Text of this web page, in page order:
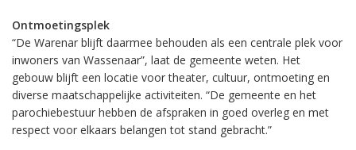
Ontmoetingsplek
“De Warenar blijft daarmee behouden als een centrale plek voor
inwoners van Wassenaar”, laat de gemeente weten. Het
gebouw blijft een locatie voor theater, cultuur, ontmoeting en
diverse maatschappelijke activiteiten. “De gemeente en het
parochiebestuur hebben de afspraken in goed overleg en met
respect voor elkaars belangen tot stand gebracht.”